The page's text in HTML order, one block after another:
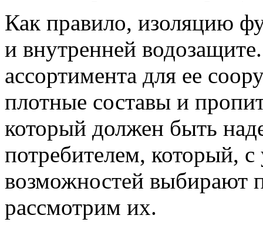
Как правило, изоляцию
и внутренней
ассортимента для ее
плотные составы и
который должен быть
потребителем, который,
возможностей выбирают
рассмотрим их.